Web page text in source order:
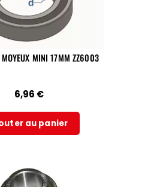
MOYEUX MINI 17MM ZZ6003
6,96 €
au panier